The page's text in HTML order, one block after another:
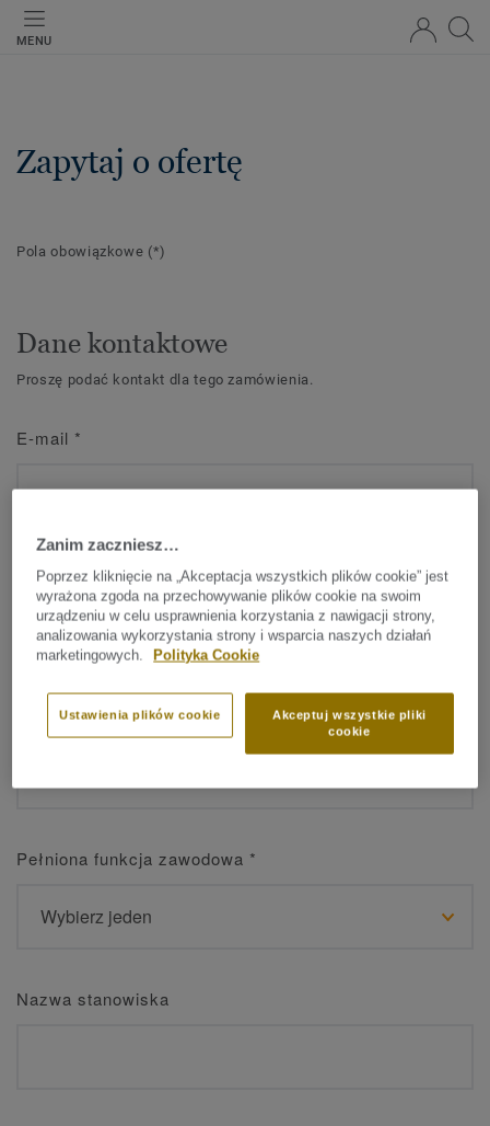
MENU
Zapytaj o ofertę
Pola obowiązkowe (*)
Dane kontaktowe
Proszę podać kontakt dla tego zamówienia.
E-mail *
Imię*
Nazwisko*
Pełniona funkcja zawodowa *
Nazwa stanowiska
Zanim zaczniesz…
Poprzez kliknięcie na „Akceptacja wszystkich plików cookie” jest
wyrażona zgoda na przechowywanie plików cookie na swoim
urządzeniu w celu usprawnienia korzystania z nawigacji strony,
analizowania wykorzystania strony i wsparcia naszych działań
marketingowych.
Polityka Cookie
Akceptuj wszystkie pliki
cookie
Ustawienia plików cookie